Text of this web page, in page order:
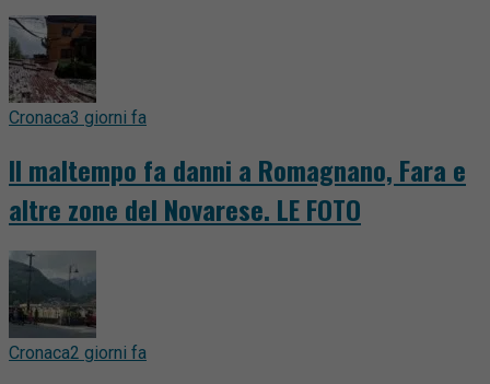
Cronaca3 giorni fa
Il maltempo fa danni a Romagnano, Fara e
altre zone del Novarese. LE FOTO
Cronaca2 giorni fa